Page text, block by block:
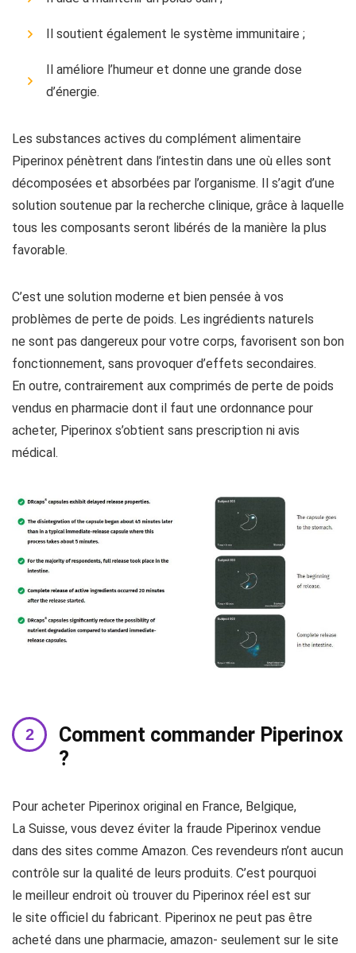
Il soutient également le système immunitaire ;
Il améliore l’humeur et donne une grande dose
d’énergie.
Les substances actives du complément alimentaire
Piperinox pénètrent dans l’intestin dans une où elles sont
décomposées et absorbées par l’organisme. Il s’agit d’une
solution soutenue par la recherche clinique, grâce à laquelle
tous les composants seront libérés de la manière la plus
favorable.
C’est une solution moderne et bien pensée à vos
problèmes de perte de poids. Les ingrédients naturels
ne sont pas dangereux pour votre corps, favorisent son bon
fonctionnement, sans provoquer d’effets secondaires.
En outre, contrairement aux comprimés de perte de poids
vendus en pharmacie dont il faut une ordonnance pour
acheter, Piperinox s’obtient sans prescription ni avis
médical.
Comment commander Piperinox
?
Pour acheter Piperinox original en France, Belgique,
La Suisse, vous devez éviter la fraude Piperinox vendue
dans des sites comme Amazon. Ces revendeurs n’ont aucun
contrôle sur la qualité de leurs produits. C’est pourquoi
le meilleur endroit où trouver du Piperinox réel est sur
le site officiel du fabricant. Piperinox ne peut pas être
acheté dans une pharmacie, amazon- seulement sur le site